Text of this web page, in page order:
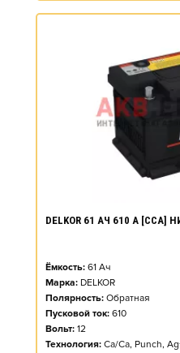
DELKOR 61 АЧ 610 А
Ёмкость: 61 Ач
Марка: DELKOR
Полярность: Обратная
Пусковой ток: 610
Вольт: 12
Технология: Ca/Ca, Punch,